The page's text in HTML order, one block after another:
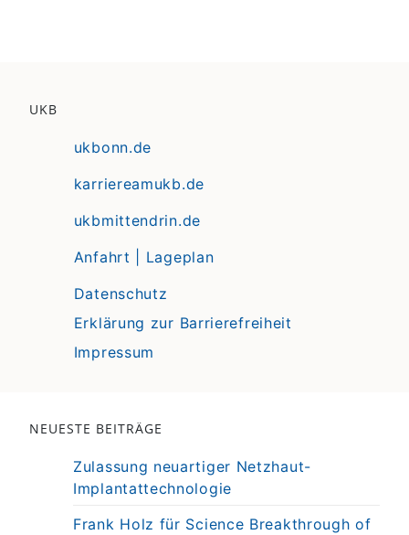
UKB
ukbonn.de
karriereamukb.de
ukbmittendrin.de
Anfahrt | Lageplan
Datenschutz
Erklärung zur Barrierefreiheit
Impressum
NEUESTE BEITRÄGE
Zulassung neuartiger Netzhaut-
Implantattechnologie
Frank Holz für Science Breakthrough of